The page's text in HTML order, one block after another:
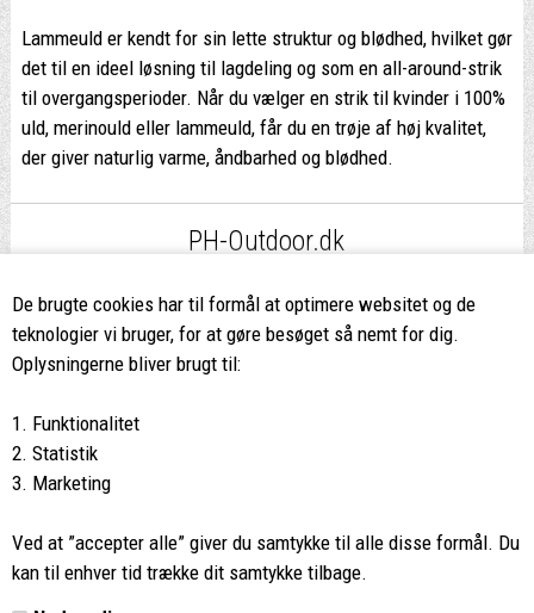
De brugte cookies har til formål at optimere websitet og de
teknologier vi bruger, for at gøre besøget så nemt for dig.
Oplysningerne bliver brugt til:
1. Funktionalitet
2. Statistik
3. Marketing
Ved at ”accepter alle” giver du samtykke til alle disse formål. Du
kan til enhver tid trække dit samtykke tilbage.
Lammeuld er kendt for sin lette struktur og blødhed, hvilket gør
det til en ideel løsning til lagdeling og som en all-around-strik
til overgangsperioder. Når du vælger en strik til kvinder i 100%
uld, merinould eller lammeuld, får du en trøje af høj kvalitet,
der giver naturlig varme, åndbarhed og blødhed.
PH-Outdoor.dk
ved køb over 499,-*
8662 2113
Vi glæder os til at se dig